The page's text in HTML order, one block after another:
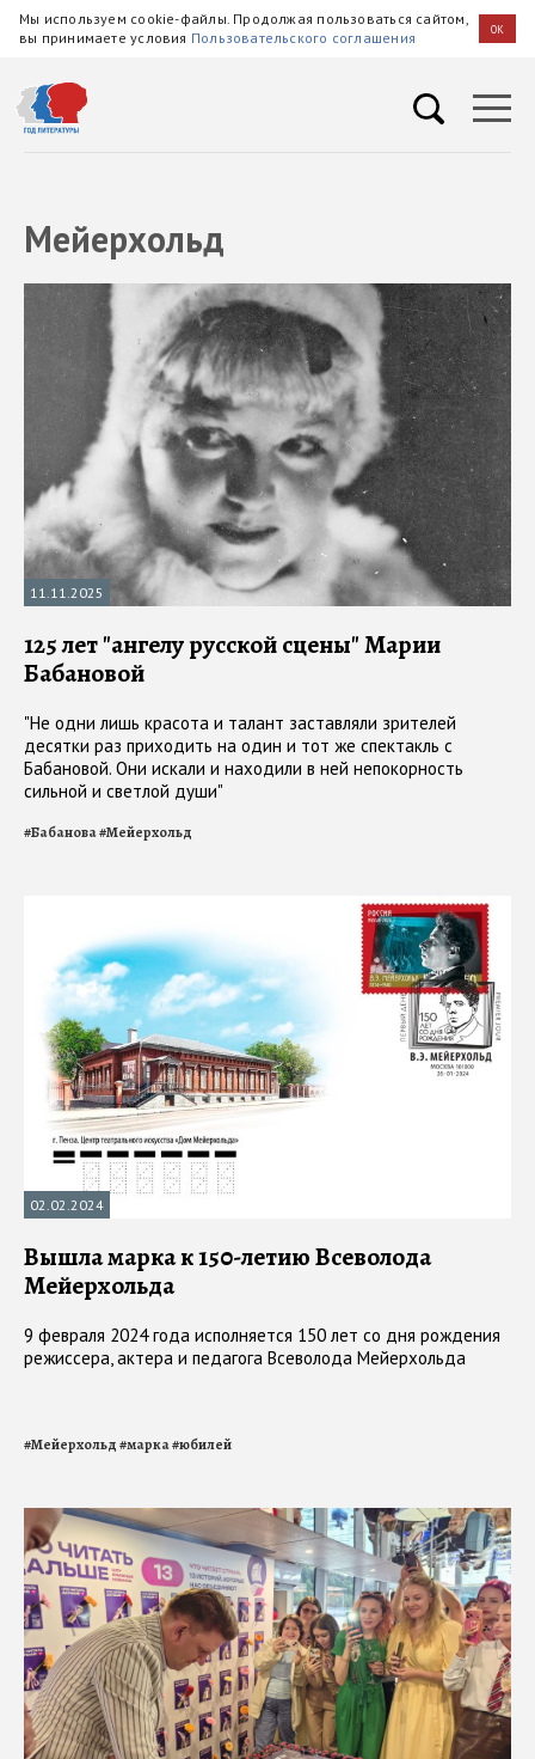
Мы используем cookie-файлы. Продолжая пользоваться сайтом,
вы принимаете условия Пользовательского соглашения OK
Мейерхольд
11.11.2025
125 лет "ангелу русской сцены" Марии
Бабановой
"Не одни лишь красота и талант заставляли зрителей
десятки раз приходить на один и тот же спектакль с
Бабановой. Они искали и находили в ней непокорность
сильной и светлой души"
#Бабанова#Мейерхольд
02.02.2024
Вышла марка к 150-летию Всеволода
Мейерхольда
9 февраля 2024 года исполняется 150 лет со дня рождения
режиссера, актера и педагога Всеволода Мейерхольда
#Мейерхольд#марка#юбилей